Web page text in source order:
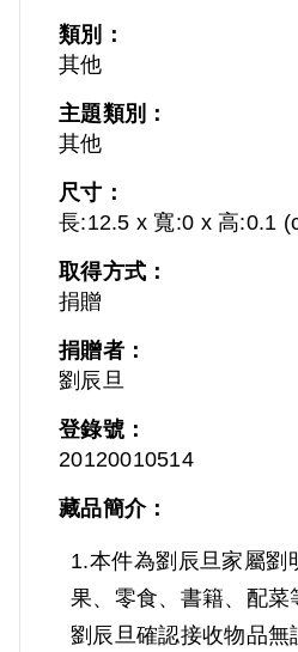
類別：
其他
主題類別：
其他
尺寸：
長:12.5 x 寬:0 x 高:0.1
取得方式：
捐贈
捐贈者：
劉辰旦
登錄號：
20120010514
藏品簡介：
1.本件為劉辰旦家屬劉
果、零食、書籍、配菜
劉辰旦確認接收物品無